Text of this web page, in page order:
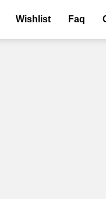
Wishlist Faq